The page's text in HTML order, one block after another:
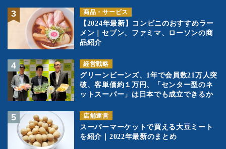
商品・サービス
【2024年最新】コンビニのおすすめラー
メン｜セブン、ファミマ、ローソンの商
品紹介
経営戦略
グリーンビーンズ、1年で会員数21万人突
破、客単価約１万円、「センター型のネ
ットスーパー」は日本でも成立できるか
店舗運営
スーパーマーケットで買える大豆ミート
を紹介｜2022年最新のまとめ